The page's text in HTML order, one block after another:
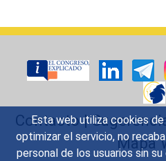
Esta web utiliza cookies
optimizar el servicio, no
personal de los usuarios sin
Contacto|
Mapa